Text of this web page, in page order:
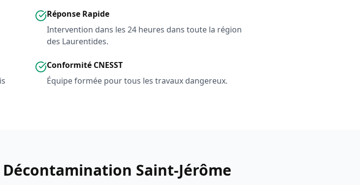
Réponse Rapide
Intervention dans les 24 heures dans toute la région
des Laurentides.
Conformité CNESST
Équipe formée pour tous les travaux dangereux.
Saint-Jérôme